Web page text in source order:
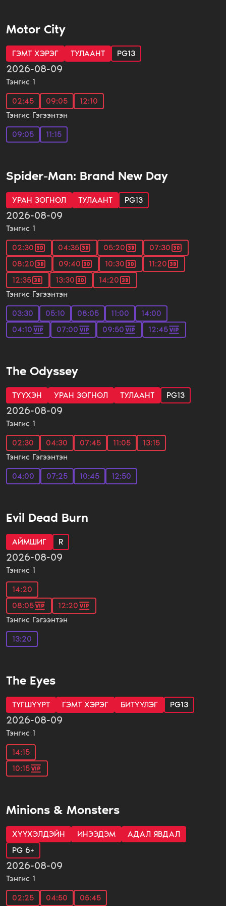
Motor City
ГЭМТ ХЭРЭГ ТУЛААНТ PG13
2026-08-09
Тэнгис 1
02:45
09:05
12:10
Тэнгис Гэгээнтэн
09:05
11:15
Spider-Man: Brand New Day
УРАН ЗӨГНӨЛ ТУЛААНТ PG13
2026-08-09
Тэнгис 1
02:30
04:35 05:20
07:30
08:20
09:40 10:30
11:20
12:35
13:30
14:20
Тэнгис Гэгээнтэн
03:30
05:10 08:05 11:00
14:00
04:10
07:00 09:50 12:45
The Odyssey
ТҮҮХЭН УРАН ЗӨГНӨЛ ТУЛААНТ PG13
2026-08-09
Тэнгис 1
02:30
04:30 07:45 11:05
13:15
Тэнгис Гэгээнтэн
04:00
07:25 10:45 12:50
Evil Dead Burn
АЙМШИГ R
2026-08-09
Тэнгис 1
14:20
08:05
12:20
Тэнгис Гэгээнтэн
13:20
The Eyes
ТҮГШҮҮРТ ГЭМТ ХЭРЭГ БИТҮҮЛЭГ PG13
2026-08-09
Тэнгис 1
14:15
10:15
Minions & Monsters
XҮҮXЭЛДЭЙН ИНЭЭДЭМ
АДАЛ ЯВДАЛ
PG 6+
2026-08-09
Тэнгис 1
02:25
04:50 05:45